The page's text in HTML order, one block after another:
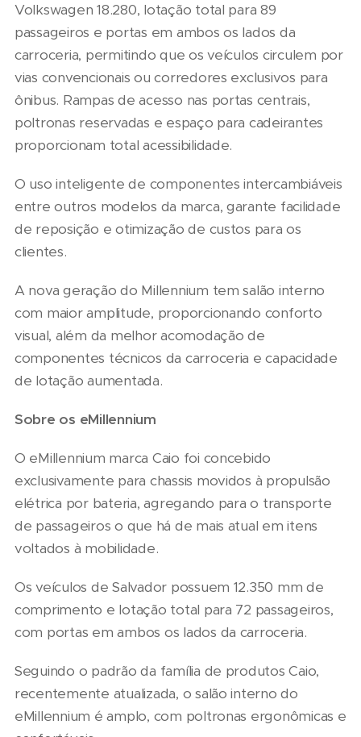
Volkswagen 18.280, lotação total para 89
passageiros e portas em ambos os lados da
carroceria, permitindo que os veículos circulem por
vias convencionais ou corredores exclusivos para
ônibus. Rampas de acesso nas portas centrais,
poltronas reservadas e espaço para cadeirantes
proporcionam total acessibilidade.
O uso inteligente de componentes intercambiáveis
entre outros modelos da marca, garante facilidade
de reposição e otimização de custos para os
clientes.
A nova geração do Millennium tem salão interno
com maior amplitude, proporcionando conforto
visual, além da melhor acomodação de
componentes técnicos da carroceria e capacidade
de lotação aumentada.
Sobre os eMillennium
O eMillennium marca Caio foi concebido
exclusivamente para chassis movidos à propulsão
elétrica por bateria, agregando para o transporte
de passageiros o que há de mais atual em itens
voltados à mobilidade.
Os veículos de Salvador possuem 12.350 mm de
comprimento e lotação total para 72 passageiros,
com portas em ambos os lados da carroceria.
Seguindo o padrão da família de produtos Caio,
recentemente atualizada, o salão interno do
eMillennium é amplo, com poltronas ergonômicas e